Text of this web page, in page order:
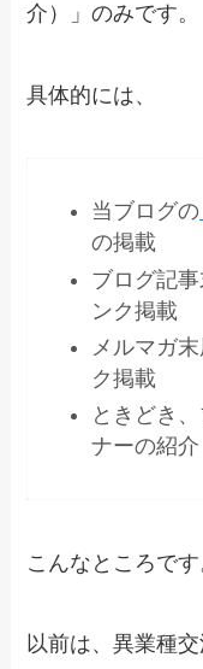
介）」のみです。
具体的には、
当ブログの
の掲載
ブログ記
ンク掲載
メルマガ
ク掲載
ときどき
ナーの紹介
こんなところです
以前は、異業種